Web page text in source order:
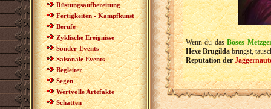
Rüstungsaufbereitung
Fertigkeiten - Kampfkunst
Berufe
Zyklische Ereignisse
Sonder-Events
Saisonale Events
Begleiter
Segen
Wertvolle Artefakte
Schatten
Wenn du dasBöses
Hexe Brugildabringst,
Reputation der